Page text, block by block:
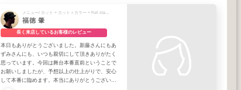
福徳 肇
長く来店しているお客様のレビュー
本日もありがとうございました。新藤さんにもあ
ずみさんにも、いつも親切にして頂きありがたく
思っています。今回は舞台本番直前ということで
お願いしましたが、予想以上の仕上がりで、安心
して本番に臨めます。本当にありがとうございま